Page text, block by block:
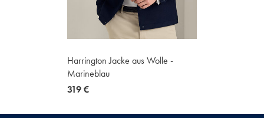
Harrington Jacke aus Wolle -
Marineblau
now
€
319 €